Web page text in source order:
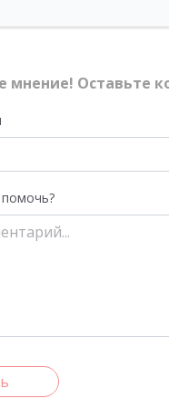
мнение! Оставьте